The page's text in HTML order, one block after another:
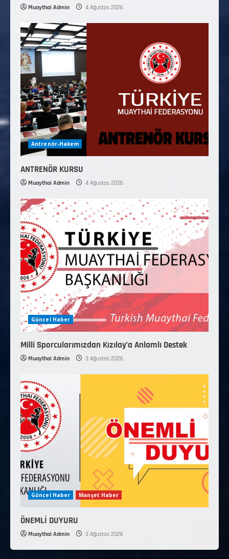
Muaythai Admin 4 Ağustos 2026
Antrenör-Hakem
ANTRENÖR KURSU
Muaythai Admin 4 Ağustos 2026
Güncel Haber
Milli Sporcularımızdan Kızılay’a Anlamlı Destek
Muaythai Admin 3 Ağustos 2026
Güncel Haber Manşet Haber
ÖNEMLİ DUYURU
Muaythai Admin 3 Ağustos 2026